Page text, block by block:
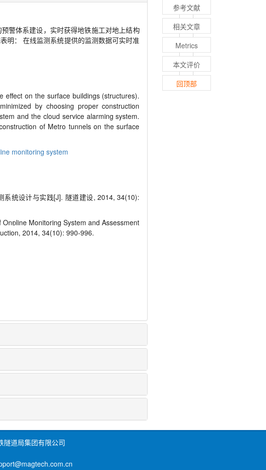
警体系建设，实时获得地铁施工对地上结构
明： 在线监测系统提供的监测数据可实时准
effect on the surface buildings (structures).
by choosing proper construction
and the cloud service alarming system.
of Metro tunnels on the surface
monitoring system
统设计与实践[J]. 隧道建设, 2014, 34(10):
Monitoring System and Assessment
2014, 34(10): 990-996.
参考文献
相关文章
Metrics
本文评价
回顶部
道局集团有限公司